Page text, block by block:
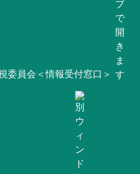
委員会＜情報受付窓口＞